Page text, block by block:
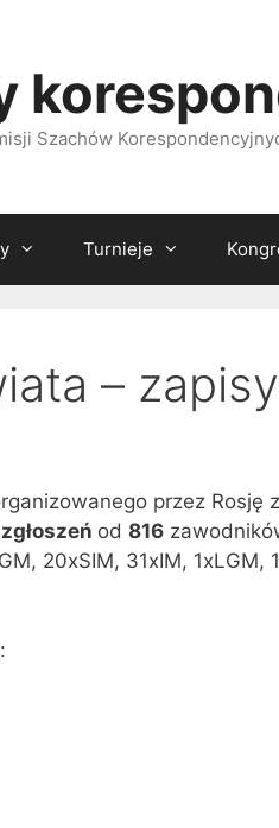
Szachów
Turnieje
–
przez Rosję
od 816
20xSIM, 31xIM, 1xLGM,